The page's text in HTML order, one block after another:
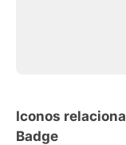
Iconos
Badge